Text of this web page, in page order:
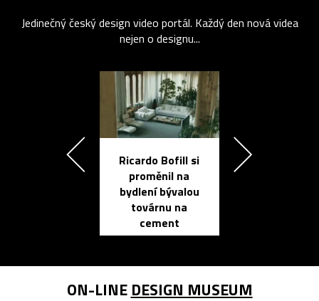
Jedinečný český design video portál. Každý den nová videa
nejen o designu...
Ricardo Bofill si
proměnil na
bydlení bývalou
továrnu na
cement
ON-LINE DESIGN MUSEUM